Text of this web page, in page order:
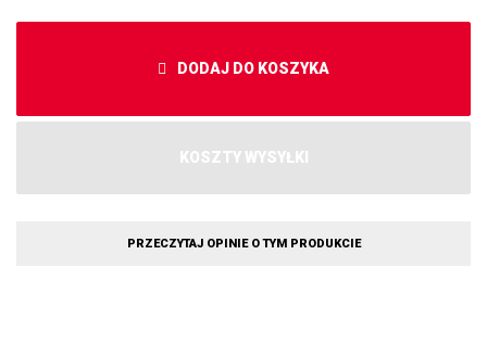
DODAJ DO KOSZYKA
KOSZTY WYSYŁKI
PRZECZYTAJ OPINIE O TYM PRODUKCIE